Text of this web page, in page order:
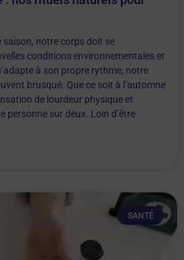
notre corps doit se
conditions environnementales et
à son propre rythme, notre
brusqué. Que ce soit à l’automne
de lourdeur physique et
personne sur deux. Loin d’être
SANTÉ